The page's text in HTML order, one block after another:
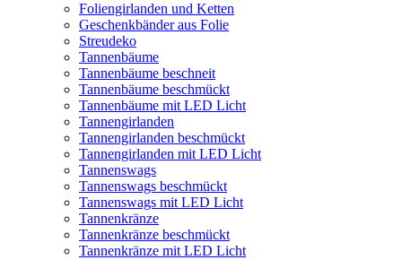
Foliengirlanden und Ketten
Geschenkbänder aus Folie
Streudeko
Tannenbäume
Tannenbäume beschneit
Tannenbäume beschmückt
Tannenbäume mit LED Licht
Tannengirlanden
Tannengirlanden beschmückt
Tannengirlanden mit LED Licht
Tannenswags
Tannenswags beschmückt
Tannenswags mit LED Licht
Tannenkränze
Tannenkränze beschmückt
Tannenkränze mit LED Licht